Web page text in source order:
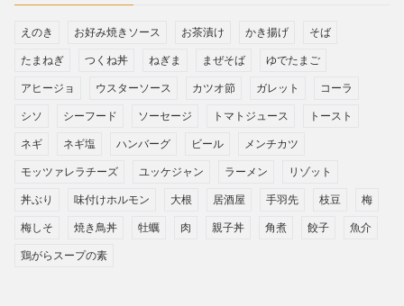
えのき お好み焼きソース お茶漬け かき揚げ そば
たまねぎ つくね丼 ねぎま まぜそば ゆでたまご
アヒージョ ウスターソース カツオ節 ガレット コーラ
シソ シーフード ソーセージ トマトジュース トースト
ネギ ネギ塩 ハンバーグ ビール メンチカツ
モッツァレラチーズ ユッケジャン ラーメン リゾット
丼ぶり 味付けホルモン 大根 居酒屋 手羽先 枝豆 梅
梅しそ 焼き鳥丼 牡蠣 肉 親子丼 角煮 餃子 魚介
鶏がらスープの素